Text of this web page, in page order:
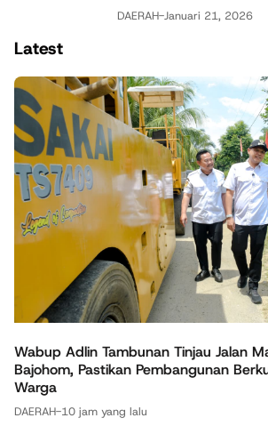
DAERAH-Januari 21, 2026
Latest
Wabup Adlin Tambunan Tinjau Jalan
Bajohom, Pastikan Pembangunan
Warga
DAERAH-10 jam yang lalu